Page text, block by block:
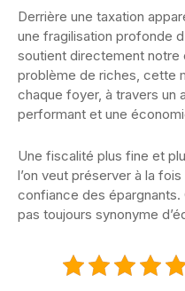
Derrière une taxation
une fragilisation profonde
soutient directement notre
problème de riches, cette
chaque foyer, à travers un
performant et une
Une fiscalité plus fine et
l’on veut préserver à la
confiance des épargnants.
pas toujours synonyme